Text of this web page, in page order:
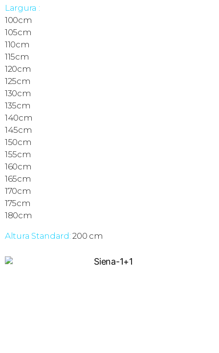
Largura :
100cm
105cm
110cm
115cm
120cm
125cm
130cm
135cm
140cm
145cm
150cm
155cm
160cm
165cm
170cm
175cm
180cm
Altura Standard:200 cm